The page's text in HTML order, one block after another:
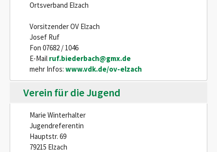
Ortsverband Elzach
Vorsitzender OV Elzach
Josef Ruf
Fon 07682 / 1046
E-Mail ruf.biederbach@gmx.de
mehr Infos: www.vdk.de/ov-elzach
Verein für die Jugend
Marie Winterhalter
Jugendreferentin
Hauptstr. 69
79215 Elzach